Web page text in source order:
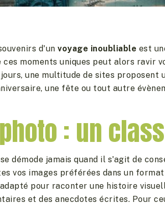
d'un voyage inoubliable est
moments uniques peut alors ravir
une multitude de sites proposent
une fête ou tout autre
: un
démode jamais quand il s'agit de
vos images préférées dans un
pour raconter une histoire
et des anecdotes écrites. Pour